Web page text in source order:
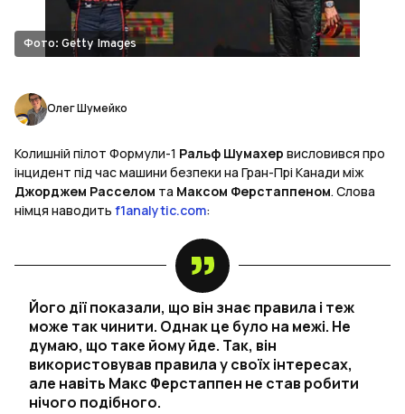
Фото: Getty Images
Олег Шумейко
Колишній пілот Формули-1 Ральф Шумахер висловився про
інцидент під час машини безпеки на Гран-Прі Канади між
Джорджем Расселом та Максом Ферстаппеном. Слова
німця наводить f1analytic.com:
Його дії показали, що він знає правила і теж
може так чинити. Однак це було на межі. Не
думаю, що таке йому йде. Так, він
використовував правила у своїх інтересах,
але навіть Макс Ферстаппен не став робити
нічого подібного.